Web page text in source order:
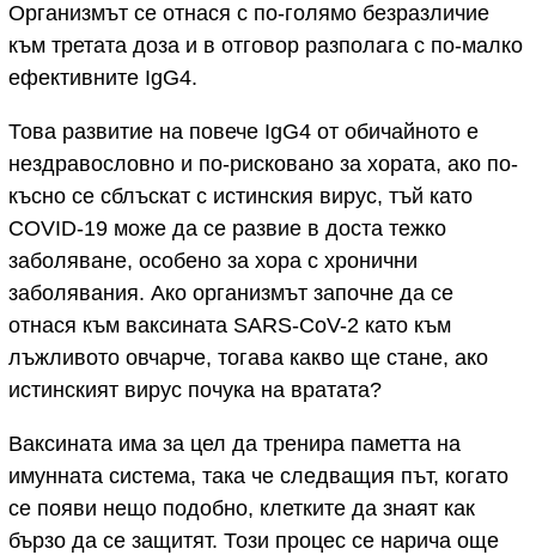
Организмът се отнася с по-голямо безразличие
към третата доза и в отговор разполага с по-малко
ефективните IgG4.
Това развитие на повече IgG4 от обичайното е
нездравословно и по-рисковано за хората, ако по-
късно се сблъскат с истинския вирус, тъй като
COVID-19 може да се развие в доста тежко
заболяване, особено за хора с хронични
заболявания. Ако организмът започне да се
отнася към ваксината SARS-CoV-2 като към
лъжливото овчарче, тогава какво ще стане, ако
истинският вирус почука на вратата?
Ваксината има за цел да тренира паметта на
имунната система, така че следващия път, когато
се появи нещо подобно, клетките да знаят как
бързо да се защитят. Този процес се нарича още